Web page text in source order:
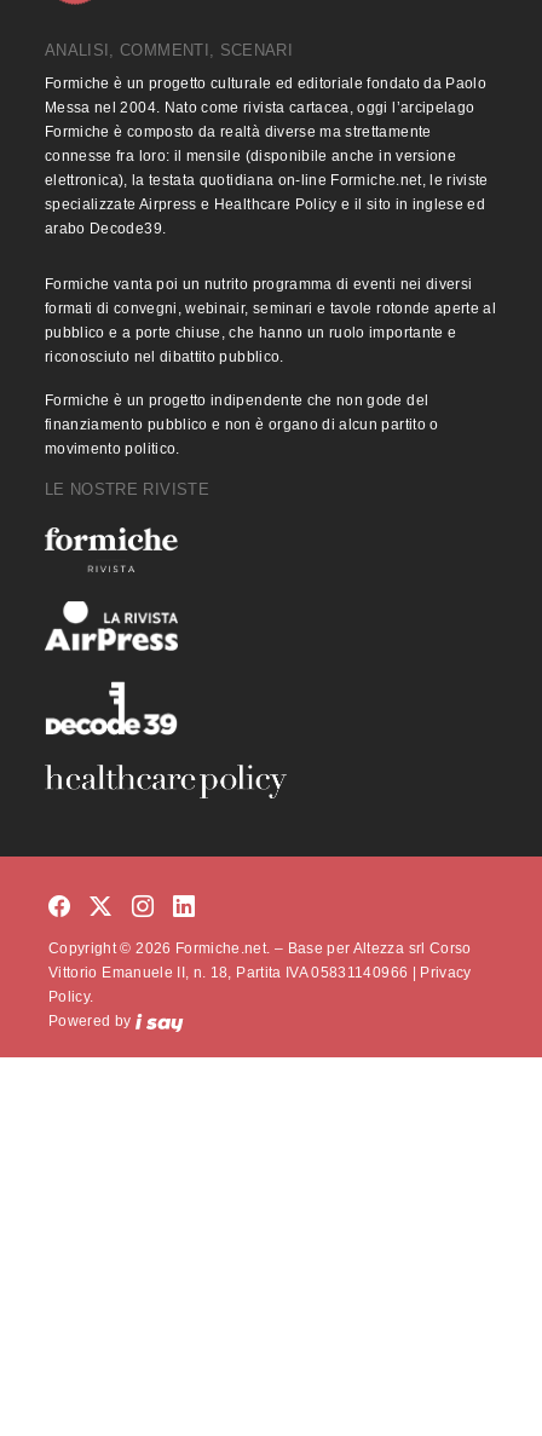
ANALISI, COMMENTI, SCENARI
Formiche è un progetto culturale ed editoriale fondato da Paolo
Messa nel 2004. Nato come rivista cartacea, oggi l’arcipelago
Formiche è composto da realtà diverse ma strettamente
connesse fra loro: il mensile (disponibile anche in versione
elettronica), la testata quotidiana on-line Formiche.net, le riviste
specializzate Airpress e Healthcare Policy e il sito in inglese ed
arabo Decode39.
Formiche vanta poi un nutrito programma di eventi nei diversi
formati di convegni, webinair, seminari e tavole rotonde aperte al
pubblico e a porte chiuse, che hanno un ruolo importante e
riconosciuto nel dibattito pubblico.
Formiche è un progetto indipendente che non gode del
finanziamento pubblico e non è organo di alcun partito o
movimento politico.
LE NOSTRE RIVISTE
Copyright © 2026 Formiche.net. – Base per Altezza srl Corso
Vittorio Emanuele II, n. 18, Partita IVA 05831140966 |
Privacy
Policy.
Powered by